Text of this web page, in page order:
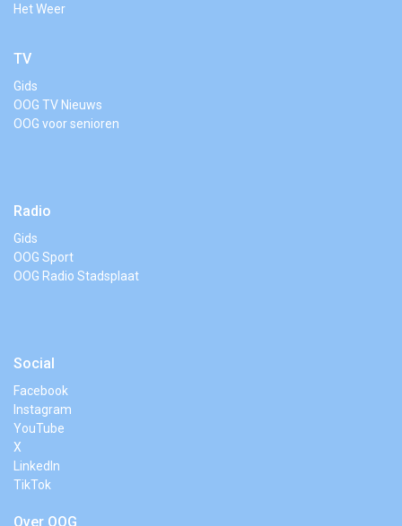
Het Weer
TV
Gids
OOG TV Nieuws
OOG voor senioren
Radio
Gids
OOG Sport
OOG Radio Stadsplaat
Social
Facebook
Instagram
YouTube
X
LinkedIn
TikTok
Over OOG